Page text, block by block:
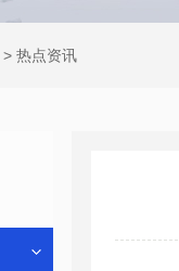
> 热点资讯